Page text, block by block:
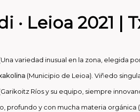
· Leioa 2021 |
(Una variedad inusual en la zona, elegida
(Municipio de Leioa). Viñedo
(Garikoitz Ríos y su equipo, siempre
profundo y con mucha materia orgánica